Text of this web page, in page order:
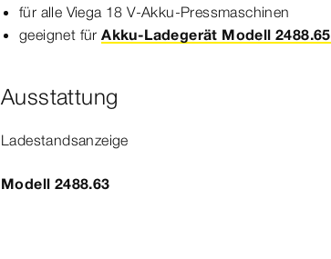
für alle Viega 18 V-​Akku-​Press­maschinen
geeignet fürAkku-Ladegerät Modell 2488.65
Ausstattung
Ladestandsanzeige
Modell 2488.63